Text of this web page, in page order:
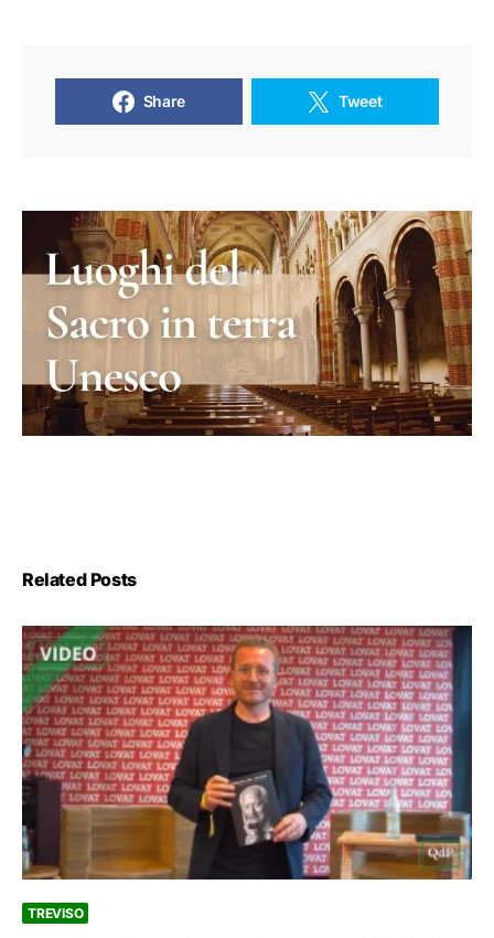
Share Tweet
Related Posts
TREVISO